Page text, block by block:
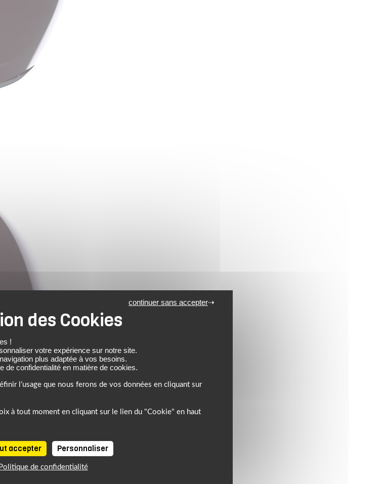
!
votre expérience sur notre site.
plus adaptée à vos besoins.
de confidentialité en matière de cookies.
l’usage que nous ferons de vos données en cliquant sur
à tout moment en cliquant sur le lien du "Cookie" en haut
accepter
continuer sans accepter
Personnaliser
Politique de confidentialité